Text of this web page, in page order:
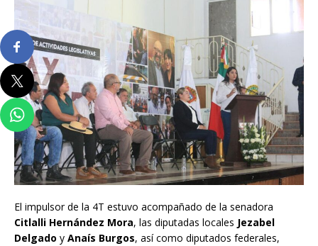
El impulsor de la 4T estuvo acompañado de la senadora
Citlalli Hernández Mora, las diputadas locales Jezabel
Delgado y Anaís Burgos, así como diputados federales,